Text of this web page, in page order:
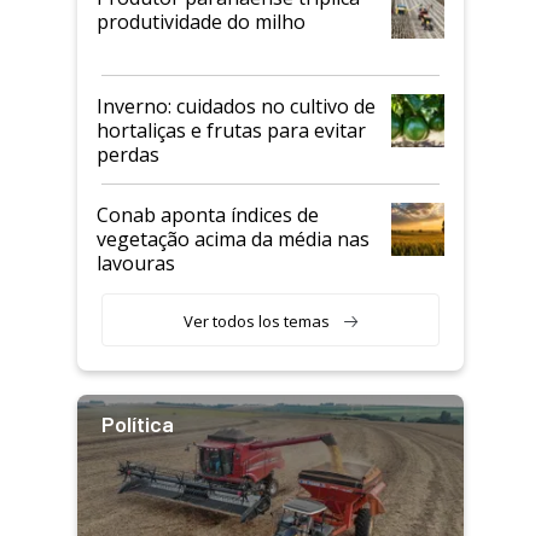
produtividade do milho
Inverno: cuidados no cultivo de
hortaliças e frutas para evitar
perdas
Conab aponta índices de
vegetação acima da média nas
lavouras
Ver todos los temas
Política